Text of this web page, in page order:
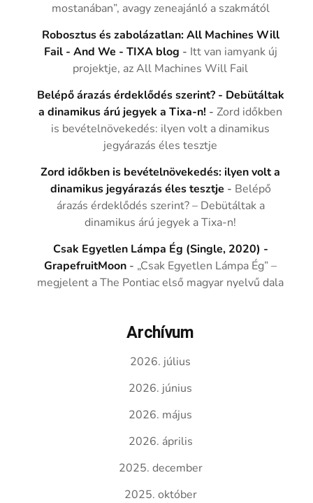
mostanában”, avagy zeneajánló a szakmától
Robosztus és zabolázatlan: All Machines Will
Fail - And We - TIXA blog - Itt van iamyank új
projektje, az All Machines Will Fail
Belépő árazás érdeklődés szerint? - Debütáltak
a dinamikus árú jegyek a Tixa-n! -Zord időkben
is bevételnövekedés: ilyen volt a dinamikus
jegyárazás éles tesztje
Zord időkben is bevételnövekedés: ilyen volt a
dinamikus jegyárazás éles tesztje - Belépő
árazás érdeklődés szerint? – Debütáltak a
dinamikus árú jegyek a Tixa-n!
Csak Egyetlen Lámpa Ég (Single, 2020) -
GrapefruitMoon - „Csak Egyetlen Lámpa Ég” –
megjelent a The Pontiac első magyar nyelvű dala
Archívum
2026. július
2026. június
2026. május
2026. április
2025. december
2025. október